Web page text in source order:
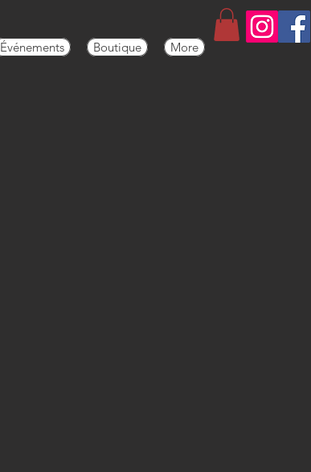
Événements Boutique More